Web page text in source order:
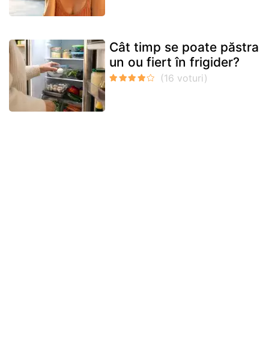
Cât timp se poate păstra
un ou fiert în frigider?